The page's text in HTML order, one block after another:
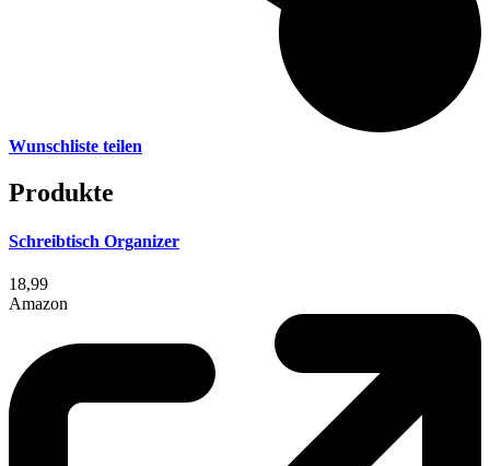
Wunschliste teilen
Produkte
Schreibtisch Organizer
18,99
Amazon